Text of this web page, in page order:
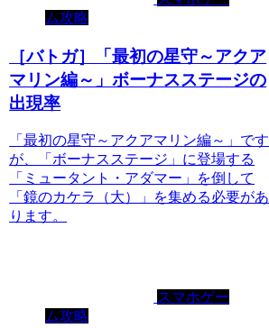
ム攻略
［バトガ］「最初の星守～アクア
マリン編～」ボーナスステージの
出現率
「最初の星守～アクアマリン編～」です
が、「ボーナスステージ」に登場する
「ミュータント・アダマー」を倒して
「鏡のカケラ（大）」を集める必要があ
ります。
スマホゲー
ム攻略